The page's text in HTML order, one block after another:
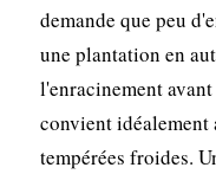
demande que peu
une plantation en
l'enracinement
convient
tempérées froides.